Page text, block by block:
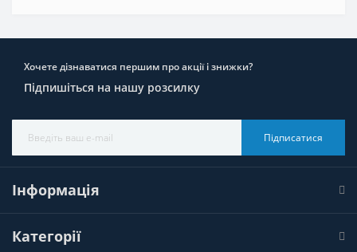
Хочете дізнаватися першим про акції і знижки?
Підпишіться на нашу розсилку
Підписатися
Інформація
Категорії